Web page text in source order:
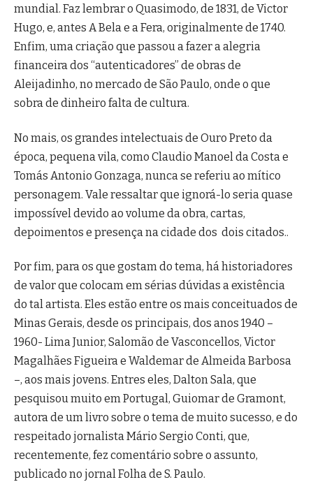
mundial. Faz lembrar o Quasimodo, de 1831, de Victor
Hugo, e, antes A Bela e a Fera, originalmente de 1740.
Enfim, uma criação que passou a fazer a alegria
financeira dos “autenticadores” de obras de
Aleijadinho, no mercado de São Paulo, onde o que
sobra de dinheiro falta de cultura.
No mais, os grandes intelectuais de Ouro Preto da
época, pequena vila, como Claudio Manoel da Costa e
Tomás Antonio Gonzaga, nunca se referiu ao mítico
personagem. Vale ressaltar que ignorá-lo seria quase
impossível devido ao volume da obra, cartas,
depoimentos e presença na cidade dos dois citados..
Por fim, para os que gostam do tema, há historiadores
de valor que colocam em sérias dúvidas a existência
do tal artista. Eles estão entre os mais conceituados de
Minas Gerais, desde os principais, dos anos 1940 –
1960- Lima Junior, Salomão de Vasconcellos, Victor
Magalhães Figueira e Waldemar de Almeida Barbosa
–, aos mais jovens. Entres eles, Dalton Sala, que
pesquisou muito em Portugal, Guiomar de Gramont,
autora de um livro sobre o tema de muito sucesso, e do
respeitado jornalista Mário Sergio Conti, que,
recentemente, fez comentário sobre o assunto,
publicado no jornal Folha de S. Paulo.